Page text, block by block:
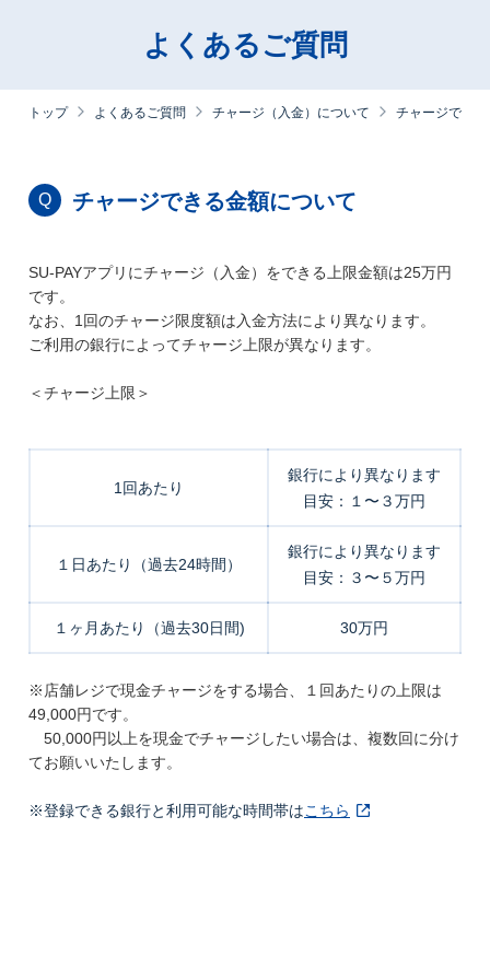
よくあるご質問
トップ よくあるご質問 チャージ（入金）について チャージでき
Q チャージできる金額について
SU-PAYアプリにチャージ（入金）をできる上限金額は25万円
です。
なお、1回のチャージ限度額は入金方法により異なります。
ご利用の銀行によってチャージ上限が異なります。
＜チャージ上限＞
1回あたり
銀行により異なります
目安：１〜３万円
１日あたり（過去24時間）
銀行により異なります
目安：３〜５万円
１ヶ月あたり（過去30日間) 30万円
※店舗レジで現金チャージをする場合、１回あたりの上限は
49,000円です。
50,000円以上を現金でチャージしたい場合は、複数回に分け
てお願いいたします。
※登録できる銀行と利用可能な時間帯はこちら